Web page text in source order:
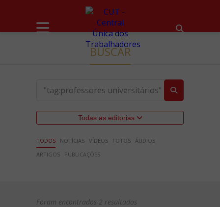
BUSCAR
Todas as editorias
TODOS NOTÍCIAS VÍDEOS FOTOS ÁUDIOS
ARTIGOS
PUBLICAÇÕES
Foram encontrados 2 resultados